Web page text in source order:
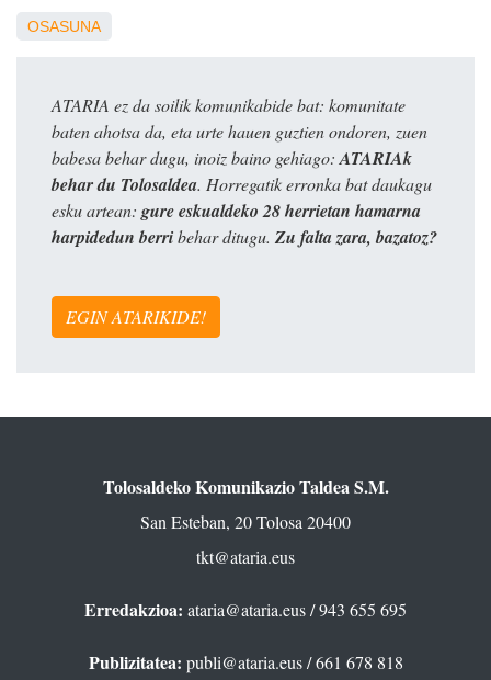
OSASUNA
ATARIA ez da soilik komunikabide bat: komunitate
baten ahotsa da, eta urte hauen guztien ondoren, zuen
babesa behar dugu, inoiz baino gehiago:ATARIAk
behar du Tolosaldea. Horregatik erronka bat daukagu
esku artean: gure eskualdeko 28 herrietan hamarna
harpidedun berribehar ditugu. Zu falta zara, bazatoz?
EGIN ATARIKIDE!
Tolosaldeko Komunikazio Taldea S.M.
San Esteban, 20 Tolosa 20400
tkt@ataria.eus
Erredakzioa: ataria@ataria.eus/ 943 655 695
Publizitatea: publi@ataria.eus/ 661 678 818